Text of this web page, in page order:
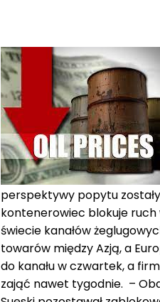
perspektywy popytu
kontenerowiec blokuje ruch
świecie kanałów
towarów między Azją, a
do kanału w czwartek, a
zająć nawet tygodnie. –